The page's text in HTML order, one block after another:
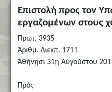
Επιστολή προς τον
εργαζομένων στους
Πρωτ. 3935
Ἀριθμ. Διεκπ. 1711
Ἀθήνῃσι 31ῃ Αὐγούστου
Πρός